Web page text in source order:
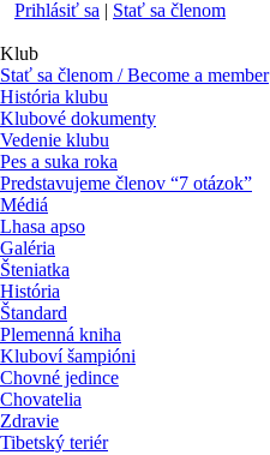
Prihlásiť sa | Stať sa členom
Klub
Stať sa členom / Become a member
História klubu
Klubové dokumenty
Vedenie klubu
Pes a suka roka
Predstavujeme členov “7 otázok”
Médiá
Lhasa apso
Galéria
Šteniatka
História
Štandard
Plemenná kniha
Kluboví šampióni
Chovné jedince
Chovatelia
Zdravie
Tibetský teriér